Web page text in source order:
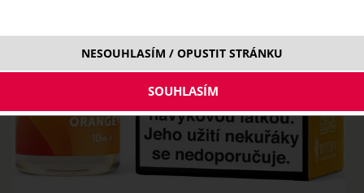
NESOUHLASÍM / OPUSTIT STRÁNKU